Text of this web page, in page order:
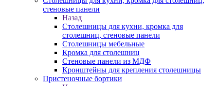
стеновые панели
Назад
Столешницы для кухни, кромка для
столешниц, стеновые панели
Столешницы мебельные
Кромка для столешниц
Стеновые панели из МДФ
Кронштейны для крепления столешницы
Пристеночные бортики